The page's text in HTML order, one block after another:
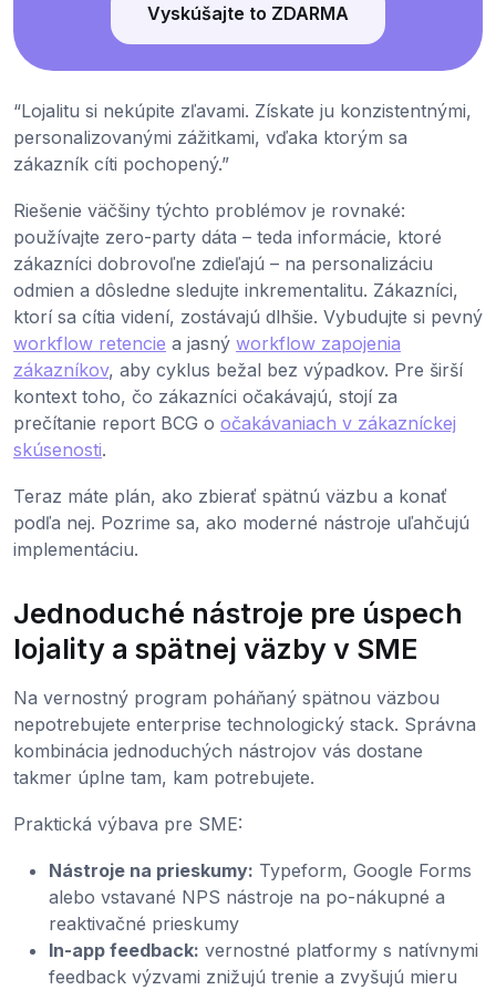
Vyskúšajte to ZDARMA
“Lojalitu si nekúpite zľavami. Získate ju konzistentnými,
personalizovanými zážitkami, vďaka ktorým sa
zákazník cíti pochopený.”
Riešenie väčšiny týchto problémov je rovnaké:
používajte zero-party dáta – teda informácie, ktoré
zákazníci dobrovoľne zdieľajú – na personalizáciu
odmien a dôsledne sledujte inkrementalitu. Zákazníci,
ktorí sa cítia videní, zostávajú dlhšie. Vybudujte si pevný
workflow retencie a jasný workflow zapojenia
zákazníkov, aby cyklus bežal bez výpadkov. Pre širší
kontext toho, čo zákazníci očakávajú, stojí za
prečítanie report BCG o očakávaniach v zákazníckej
skúsenosti.
Teraz máte plán, ako zbierať spätnú väzbu a konať
podľa nej. Pozrime sa, ako moderné nástroje uľahčujú
implementáciu.
Jednoduché nástroje pre úspech
lojality a spätnej väzby v SME
Na vernostný program poháňaný spätnou väzbou
nepotrebujete enterprise technologický stack. Správna
kombinácia jednoduchých nástrojov vás dostane
takmer úplne tam, kam potrebujete.
Praktická výbava pre SME:
Nástroje na prieskumy: Typeform, Google Forms
alebo vstavané NPS nástroje na po-nákupné a
reaktivačné prieskumy
In-app feedback: vernostné platformy s natívnymi
feedback výzvami znižujú trenie a zvyšujú mieru